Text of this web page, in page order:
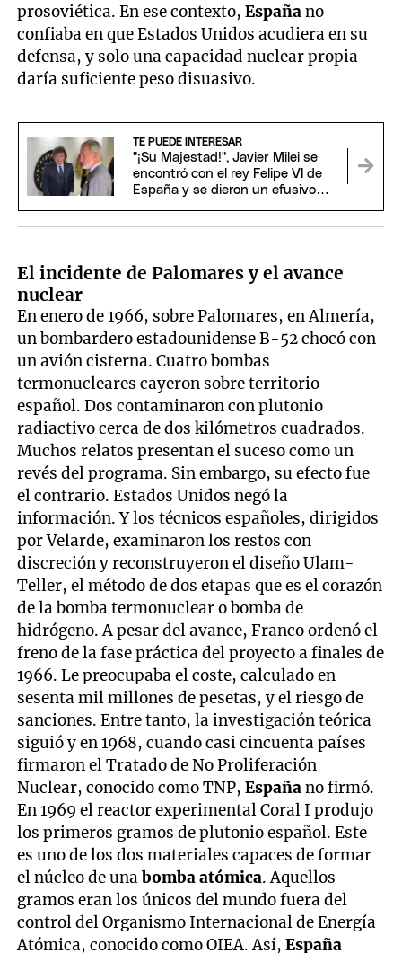
prosoviética. En ese contexto,Españano
confiaba en que Estados Unidos acudiera en su
defensa, y solo una capacidad nuclear propia
daría suficiente peso disuasivo.
TE PUEDE INTERESAR
"¡Su Majestad!", Javier Milei se
encontró con el rey Felipe VI de
España y se dieron un efusivo
El incidente de Palomares y el avance
nuclear
En enero de 1966, sobre Palomares, en Almería,
un bombardero estadounidense B-52 chocó con
un avión cisterna. Cuatro bombas
termonucleares cayeron sobre territorio
español. Dos contaminaron con plutonio
radiactivo cerca de dos kilómetros cuadrados.
Muchos relatos presentan el suceso como un
revés del programa. Sin embargo, su efecto fue
el contrario. Estados Unidos negó la
información. Y los técnicos españoles, dirigidos
por Velarde, examinaron los restos con
discreción y reconstruyeron el diseño Ulam-
Teller, el método de dos etapas que es el corazón
de la bomba termonuclear o bomba de
hidrógeno. A pesar del avance, Franco ordenó el
freno de la fase práctica del proyecto a finales de
1966. Le preocupaba el coste, calculado en
sesenta mil millones de pesetas, y el riesgo de
sanciones. Entre tanto, la investigación teórica
siguió y en 1968, cuando casi cincuenta países
firmaron el Tratado de No Proliferación
Nuclear, conocido como TNP,Españano firmó.
En 1969 el reactor experimental Coral I produjo
los primeros gramos de plutonio español. Este
es uno de los dos materiales capaces de formar
el núcleo de unabomba atómica. Aquellos
gramos eran los únicos del mundo fuera del
control del Organismo Internacional de Energía
Atómica, conocido como OIEA. Así,España